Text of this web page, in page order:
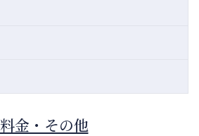
料金・その他